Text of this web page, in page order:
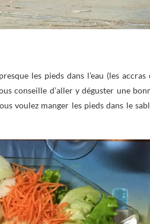
les pieds dans l’eau (les accras
conseille d’aller y déguster une
voulez manger les pieds dans le